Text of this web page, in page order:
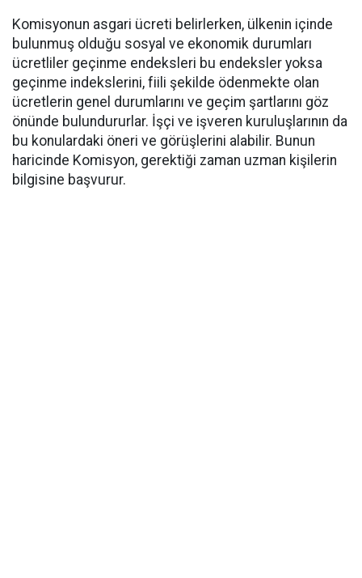
Komisyonun asgari ücreti belirlerken, ülkenin içinde
bulunmuş olduğu sosyal ve ekonomik durumları
ücretliler geçinme endeksleri bu endeksler yoksa
geçinme indekslerini, fiili şekilde ödenmekte olan
ücretlerin genel durumlarını ve geçim şartlarını göz
önünde bulundururlar. İşçi ve işveren kuruluşlarının da
bu konulardaki öneri ve görüşlerini alabilir. Bunun
haricinde Komisyon, gerektiği zaman uzman kişilerin
bilgisine başvurur.